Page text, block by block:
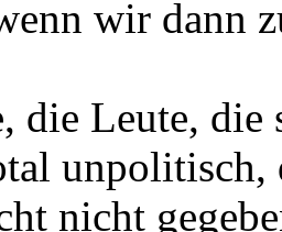
wir dann
die Leute, die
nicht